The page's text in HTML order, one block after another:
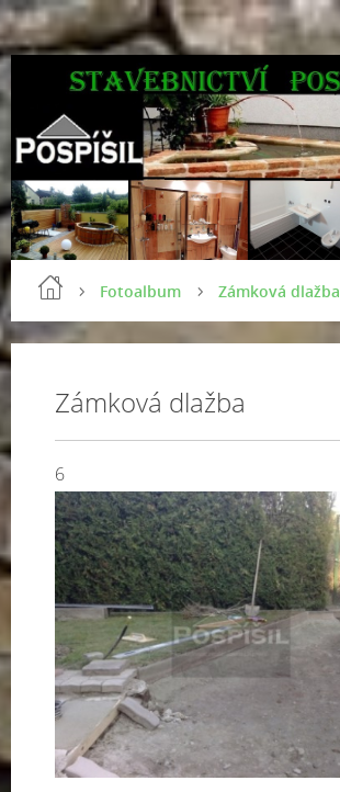
Fotoalbum Zámková dlažba
Zámková dlažba
6